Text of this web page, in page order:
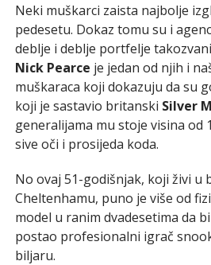
Neki muškarci zaista najbolje
pedesetu. Dokaz tomu su i
deblje i deblje portfelje
Nick Pearce je jedan od njih i
muškaraca koji dokazuju da su
koji je sastavio britanski Silver
generalijama mu stoje visina od
sive oči i prosijeda koda.
No ovaj 51-godišnjak, koji živi u
Cheltenhamu, puno je više od
model u ranim dvadesetima da
postao profesionalni igrač
biljaru.